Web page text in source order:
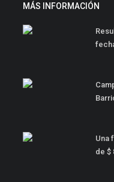
MÁS INFORMACIÓN
Una
de $